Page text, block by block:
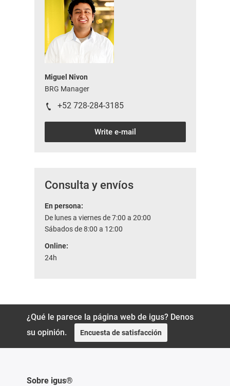
Miguel Nivon
BRG Manager
+52 728-284-3185
Write e-mail
Consulta y envíos
En persona:
De lunes a viernes de 7:00 a 20:00
Sábados de 8:00 a 12:00
Online:
24h
¿Qué le parece la página web de igus? Denos
su opinión.
Encuesta de satisfacción
Sobre igus®